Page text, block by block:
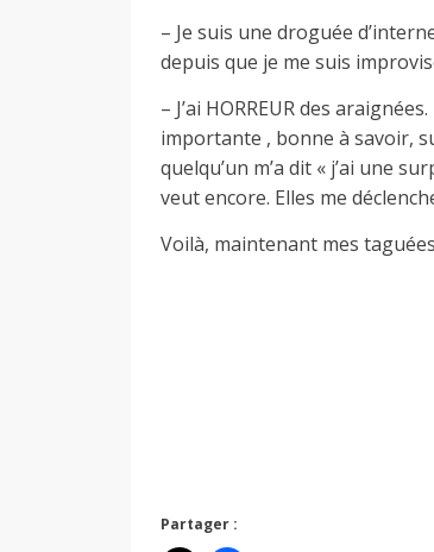
n
– Je suis une droguée
depuis que je me suis
– J’ai HORREUR des
importante , bonne à savoir,
quelqu’un m’a dit « j’ai une
veut encore. Elles me
Voilà, maintenant mes
Partager :